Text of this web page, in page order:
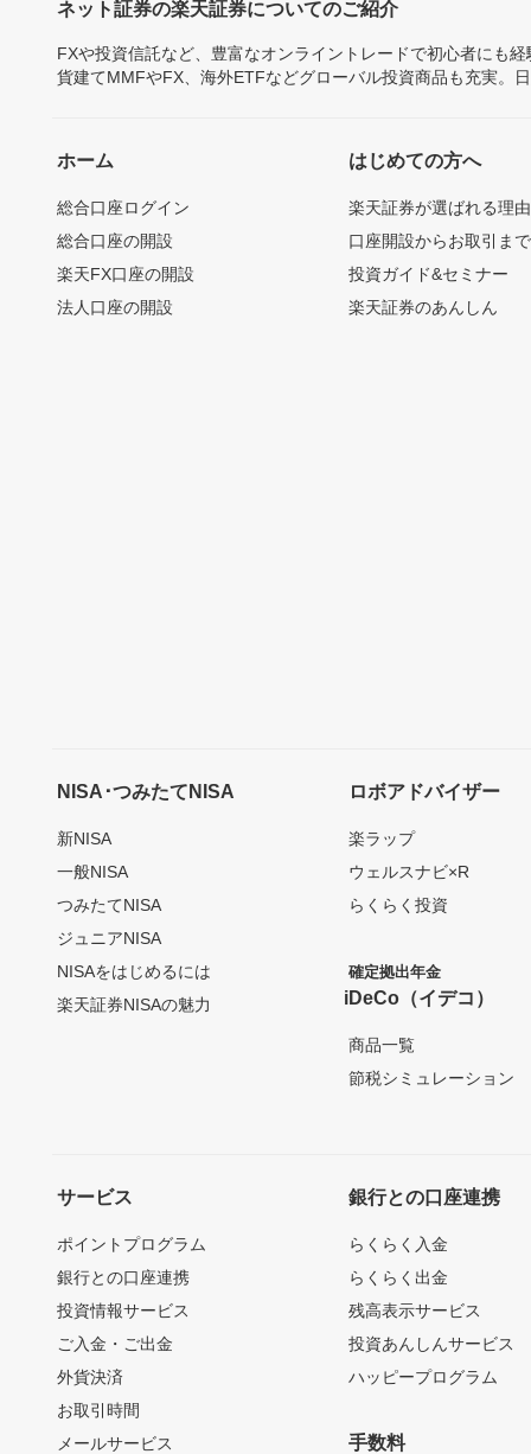
ネット証券の楽天証券についてのご紹介
FXや投資信託など、豊富なオンライントレードで初心者にも
貨建てMMFやFX、海外ETFなどグローバル投資商品も充実。
ホーム
総合口座ログイン
総合口座の開設
楽天FX口座の開設
法人口座の開設
はじめての方へ
楽天証券が選ばれる理由
口座開設からお取引ま
投資ガイド&セミナー
楽天証券のあんしん
NISA･つみたてNISA
新NISA
一般NISA
つみたてNISA
ジュニアNISA
NISAをはじめるには
楽天証券NISAの魅力
ロボアドバイザー
楽ラップ
ウェルスナビ×R
らくらく投資
確定拠出年金
iDeCo（イデコ）
商品一覧
節税シミュレーション
サービス
ポイントプログラム
銀行との口座連携
投資情報サービス
ご入金・ご出金
外貨決済
お取引時間
メールサービス
銀行との口座連携
らくらく入金
らくらく出金
残高表示サービス
投資あんしんサービス
ハッピープログラム
手数料